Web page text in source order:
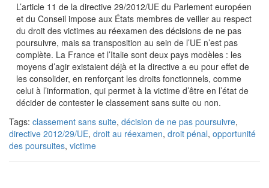
L’article 11 de la directive 29/2012/UE du Parlement européen
et du Conseil impose aux États membres de veiller au respect
du droit des victimes au réexamen des décisions de ne pas
poursuivre, mais sa transposition au sein de l’UE n’est pas
complète. La France et l’Italie sont deux pays modèles : les
moyens d’agir existaient déjà et la directive a eu pour effet de
les consolider, en renforçant les droits fonctionnels, comme
celui à l’information, qui permet à la victime d’être en l’état de
décider de contester le classement sans suite ou non.
Tags: classement sans suite, décision de ne pas poursuivre,
directive 2012/29/UE, droit au réexamen, droit pénal, opportunité
des poursuites, victime